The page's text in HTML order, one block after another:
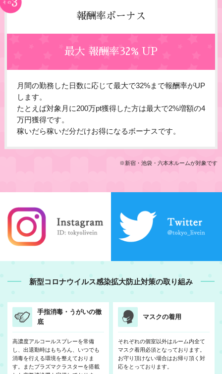
報酬率ボーナス
最大 報酬率32% UP
月間の勤務した日数に応じて最大で32%まで報酬率がUP
します。
たとえば対象月に200万pt獲得した方は最大で2%増額の4
万円獲得です。
稼いだら稼いだ分だけお得になるボーナスです。
※新宿・池袋・六本木ルームが対象です
新型コロナウイルス感染拡大防止対策の取り組み
手指消毒・うがいの徹
底
高濃度アルコールスプレーを常備
し、出退勤時はもちろん、いつでも
消毒を行える環境を整えておりま
す。またプラズマクラスターを搭載
マスクの着用
それぞれの個室以外はルーム内全て
マスク着用必須となっております。
お守り頂けない場合はお帰り頂く対
応をとっております。